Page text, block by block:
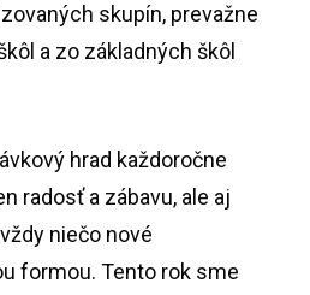
skupín, prevažne
a zo základných škôl
hrad každoročne
radosť a zábavu, ale aj
niečo nové
formou. Tento rok sme